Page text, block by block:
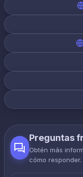
Preguntas
Obtén más
cómo responder.